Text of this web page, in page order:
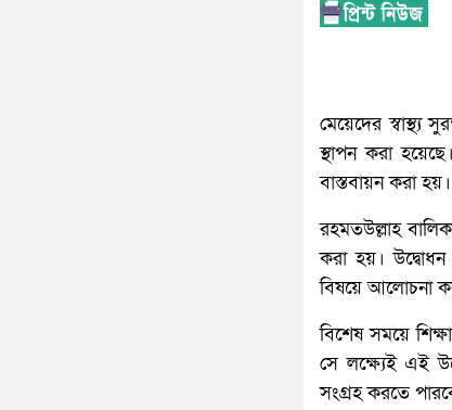
মেয়েদের স্বাস্থ্য
স্থাপন করা
বাস্তবায়ন করা হয়।
রহমতউল্লাহ
করা হয়। উদ্বোধন
বিষয়ে আলোচনা
বিশেষ সময়ে
সে লক্ষ্যেই এই
সংগ্রহ করতে